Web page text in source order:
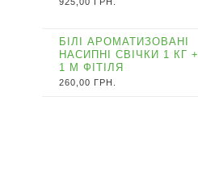
БІЛІ АРОМАТИЗОВАНІ
НАСИПНІ СВІЧКИ 1 КГ +
1 М ФІТІЛЯ
260,00 ГРН.